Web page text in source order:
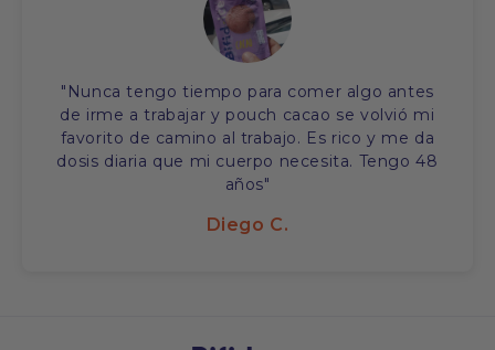
"Nunca tengo tiempo para comer algo antes
de irme a trabajar y pouch cacao se volvió mi
favorito de camino al trabajo. Es rico y me da
dosis diaria que mi cuerpo necesita. Tengo 48
años"
Diego C.